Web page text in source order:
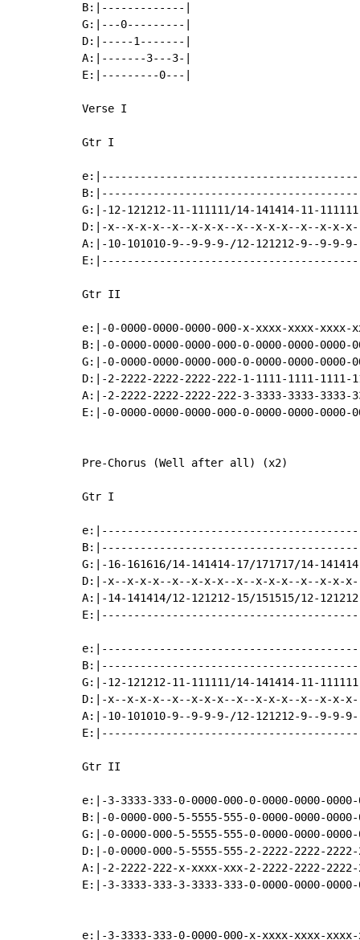
B:|-------------|
G:|---0---------|
D:|-----1-------|
A:|-------3---3-|
E:|---------0---|
Verse I
Gtr I
G:|-12-121212-11-111111/14-141414-11-
D:|-x--x-x-x--x--x-x-x--x--x-x-x--x--x-x-
A:|-10-101010-9--9-9-9-/12-121212-9--9-9-
Gtr II
e:|-0-0000-0000-0000-000-x-xxxx-xxxx-xxxx-
B:|-0-0000-0000-0000-000-0-0000-0000-0000-
G:|-0-0000-0000-0000-000-0-0000-0000-
D:|-2-2222-2222-2222-222-1-1111-1111-1111-
A:|-2-2222-2222-2222-222-3-3333-3333-3333-
E:|-0-0000-0000-0000-000-0-0000-0000-0000-
Pre-Chorus (Well after all) (x2)
Gtr I
G:|-16-161616/14-141414-17/171717/14-
D:|-x--x-x-x--x--x-x-x--x--x-x-x--x--x-x-
A:|-14-141414/12-121212-15/151515/12-
G:|-12-121212-11-111111/14-141414-11-
D:|-x--x-x-x--x--x-x-x--x--x-x-x--x--x-x-
A:|-10-101010-9--9-9-9-/12-121212-9--9-9-
Gtr II
e:|-3-3333-333-0-0000-000-0-0000-0000-0000-
B:|-0-0000-000-5-5555-555-0-0000-0000-0000-
G:|-0-0000-000-5-5555-555-0-0000-0000-0000-
D:|-0-0000-000-5-5555-555-2-2222-2222-2222-
A:|-2-2222-222-x-xxxx-xxx-2-2222-2222-2222-
E:|-3-3333-333-3-3333-333-0-0000-0000-0000-
e:|-3-3333-333-0-0000-000-x-xxxx-xxxx-xxxx-